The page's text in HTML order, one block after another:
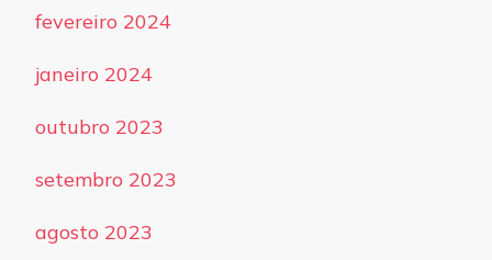
fevereiro 2024
janeiro 2024
outubro 2023
setembro 2023
agosto 2023